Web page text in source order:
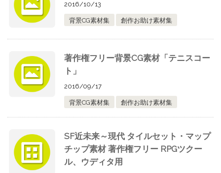
2016/10/13
背景CG素材集 創作お助け素材集
著作権フリー背景CG素材「テニスコー
ト」
2016/09/17
背景CG素材集 創作お助け素材集
SF近未来～現代 タイルセット・マップ
チップ素材 著作権フリー RPGツクー
ル、ウディタ用